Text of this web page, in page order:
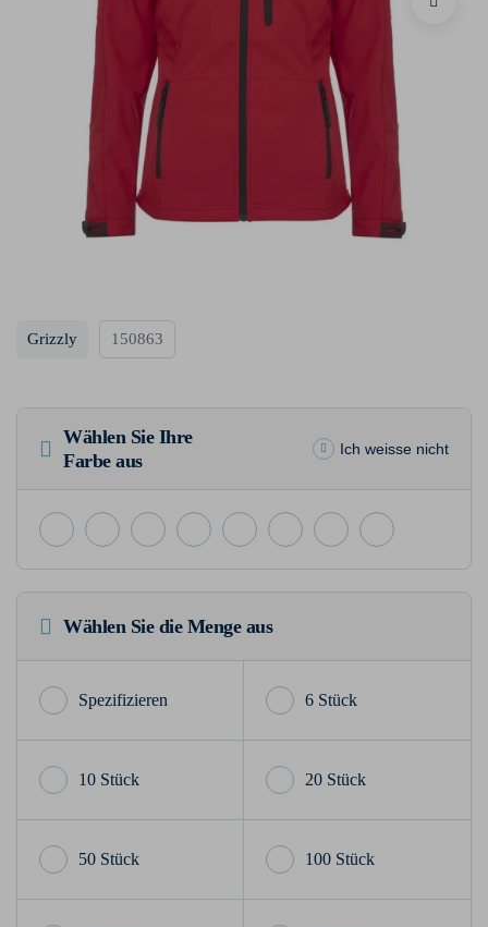
Grizzly 150863
Wählen Sie Ihre
Farbe aus
Ich weisse nicht
Wählen Sie die Menge aus
6 Stück
10 Stück 20 Stück
50 Stück 100 Stück